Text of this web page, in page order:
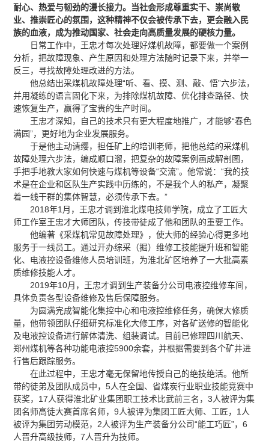
耐心、热爱与韧劲的漫长接力。当社会形成尊重实干、崇尚敬
业、推崇匠心的氛围，这种精神不仅会被传承下去，更会融入民
族的血液，成为推动国家、社会走向高质量发展的硬核力量。
日常工作中，王忠才每次处理好煤机故障，都要做一个案例
分析，把故障现象、产生原因和处理方法随时记录下来，并举一
反三，寻找故障处理改进的方法。
他总结出采煤机故障处理“听、看、摸、测、敲、悟”六步法，
并用凝练的语言固化下来，为排除煤机故障、优化排查路径、快
速恢复生产，赢得了宝贵的生产时间。
王忠才深知，自己的技术只有更大程度地推广，才能够“春色
满园”，更好地为企业发展服务。
于是他主动请缨，担任矿上的培训老师，把他总结的采煤机
故障处理六步法，编成顺口溜，把复杂的故障案例画成解剖图，
手把手地教大家如何快速与煤机等设备“交流”。他常说：“我的技
术是在企业和区队生产实践中历练的，不是我个人的私产，凝聚
着一线干群的集体智慧，必须传承下去。”
2018年1月，王忠才调到淮北煤电技师学院，成立了工匠大
师工作室王忠才大师团队，传技带徒成了他和团队的重要工作。
他编著《采煤机常见故障处理》，使大师的经验心得更多地
服务于一线员工。通过开办综采（掘）维修工技能提升班和智能
化、电液控设备维修人员培训班，为淮北矿区培养了一大批高素
质维修技能人才。
2019年10月，王忠才调到生产装备分公司电液控维修车间，
具体负责各型设备维修及售后保障服务。
为圆满完成智能化集控中心和电液控维修任务，确保大修质
量，他带领团队仔细研究标准化大修工序，对各矿送修的智能化
及电液控设备进行解体清洗、组装调试。目前已修理四川航天、
郑州煤机等各种功能电液控5900余套，并根据需要到各个矿井进
行售后跟踪服务。
在此过程中，王忠才毫无保留地传授自己的绝技绝活。他所
带的徒弟及团队成员中，5人在全国、省煤炭行业职业技能竞赛中
获奖，17人获得淮北矿业集团职工技术比武前三名，3人被评为集
团名师高徒大赛首席名师，9人被评为集团工匠大师、工匠，1人
被评为集团劳动模范，2人被评为生产装备分公司“能工巧匠”，6
人晋升高级技师，7人晋升为技师。